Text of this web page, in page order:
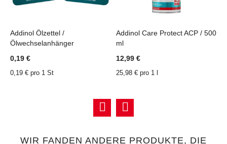
ZU ZU
Addinol Ölzettel /
Ölwechselanhänger
0,19 €
0,19 € pro 1 St
WUNSCHZETTEL
Addinol Care Protect ACP / 500
ml
12,99 €
25,98 € pro 1 l
WIR FANDEN ANDERE PRODUKTE, DIE